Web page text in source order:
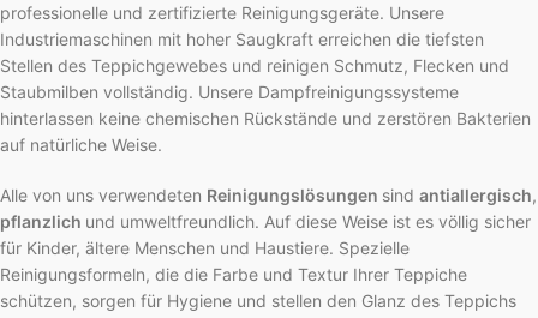
professionelle und zertifizierte Reinigungsgeräte. Unsere
Industriemaschinen mit hoher Saugkraft erreichen die tiefsten
Stellen des Teppichgewebes und reinigen Schmutz, Flecken und
Staubmilben vollständig. Unsere Dampfreinigungssysteme
hinterlassen keine chemischen Rückstände und zerstören Bakterien
auf natürliche Weise.
Alle von uns verwendeten Reinigungslösungen sind antiallergisch,
pflanzlich und umweltfreundlich. Auf diese Weise ist es völlig sicher
für Kinder, ältere Menschen und Haustiere. Spezielle
Reinigungsformeln, die die Farbe und Textur Ihrer Teppiche
schützen, sorgen für Hygiene und stellen den Glanz des Teppichs